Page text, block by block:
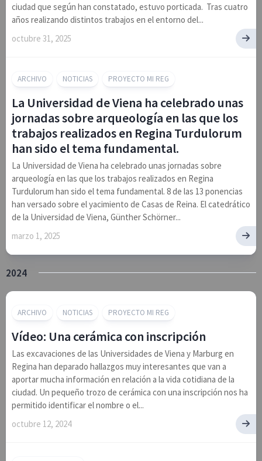
ciudad que según han constatado, estuvo porticada. Tras cuatro
años realizando distintos trabajos en el entorno del...
octubre 31, 2025
ARCHIVO NOTICIAS PROYECTO MI REG
La Universidad de Viena ha celebrado unas
jornadas sobre arqueología en las que los
trabajos realizados en Regina Turdulorum
han sido el tema fundamental.
La Universidad de Viena ha celebrado unas jornadas sobre
arqueología en las que los trabajos realizados en Regina
Turdulorum han sido el tema fundamental. 8 de las 13 ponencias
han versado sobre el yacimiento de Casas de Reina. El catedrático
de la Universidad de Viena, Günther Schörner...
marzo 1, 2025
2024
ARCHIVO NOTICIAS PROYECTO MI REG
Vídeo: Una cerámica con inscripción
Las excavaciones de las Universidades de Viena y Marburg en
Regina han deparado hallazgos muy interesantes que van a
aportar mucha información en relación a la vida cotidiana de la
ciudad. Un pequeño trozo de cerámica con una inscripción nos ha
permitido identificar el nombre o el...
octubre 12, 2024